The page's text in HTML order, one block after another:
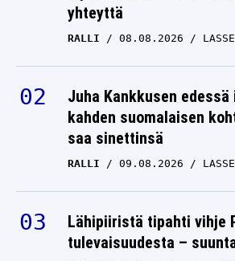
yhteyttä
RALLI 08.08.2026
Juha Kankkusen
kahden suomalaisen
saa sinettinsä
RALLI 09.08.2026
Lähipiiristä tipahti vihje
tulevaisuudesta –